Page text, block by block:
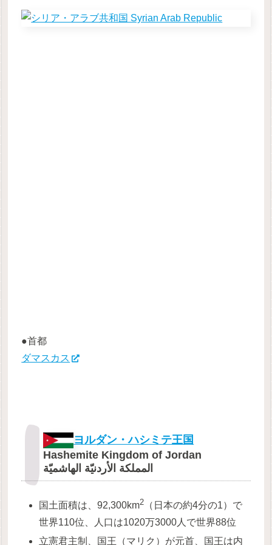
●首都
ダマスカス
ヨルダン・ハシミテ王国
Hashemite Kingdom of Jordan
المملكة الأردنيّة الهاشميّة
国土面積は、92,300km2 （日本の約4分の1）で
世界110位、人口は1020万3000人で世界88位
立憲君主制、国王（マリク）が元首、国王は内